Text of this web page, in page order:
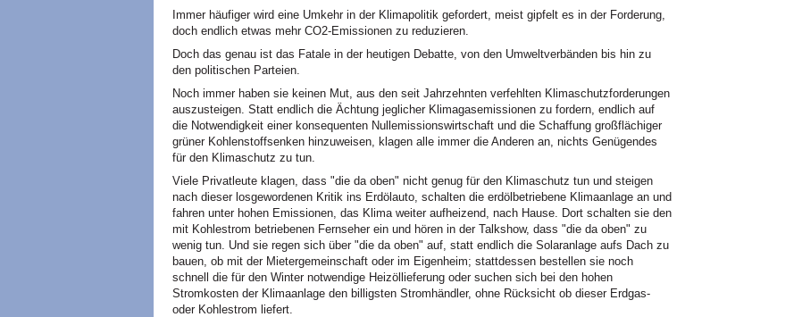
Immer häufiger wird eine Umkehr in der Klimapolitik gefordert, meist gipfelt es in der Forderung,
doch endlich etwas mehr CO2-Emissionen zu reduzieren.
Doch das genau ist das Fatale in der heutigen Debatte, von den Umweltverbänden bis hin zu
den politischen Parteien.
Noch immer haben sie keinen Mut, aus den seit Jahrzehnten verfehlten Klimaschutzforderungen
auszusteigen. Statt endlich die Ächtung jeglicher Klimagasemissionen zu fordern, endlich auf
die Notwendigkeit einer konsequenten Nullemissionswirtschaft und die Schaffung großflächiger
grüner Kohlenstoffsenken hinzuweisen, klagen alle immer die Anderen an, nichts Genügendes
für den Klimaschutz zu tun.
Viele Privatleute klagen, dass "die da oben" nicht genug für den Klimaschutz tun und steigen
nach dieser losgewordenen Kritik ins Erdölauto, schalten die erdölbetriebene Klimaanlage an und
fahren unter hohen Emissionen, das Klima weiter aufheizend, nach Hause. Dort schalten sie den
mit Kohlestrom betriebenen Fernseher ein und hören in der Talkshow, dass "die da oben" zu
wenig tun. Und sie regen sich über "die da oben" auf, statt endlich die Solaranlage aufs Dach zu
bauen, ob mit der Mietergemeinschaft oder im Eigenheim; stattdessen bestellen sie noch
schnell die für den Winter notwendige Heizöllieferung oder suchen sich bei den hohen
Stromkosten der Klimaanlage den billigsten Stromhändler, ohne Rücksicht ob dieser Erdgas-
oder Kohlestrom liefert.